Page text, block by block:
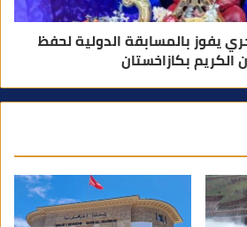
يفوز بالمسابقة الدولية لحفظ
الكريم بكازاخستان